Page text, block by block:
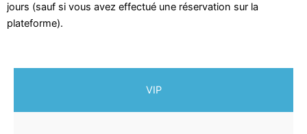
jours (sauf si vous avez effectué une réservation sur la
plateforme).
VIP